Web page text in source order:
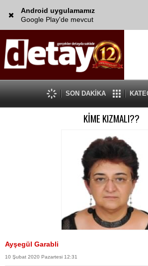
Android uygulamamız
Google Play'de mevcut
SON DAKİKA
KİME KIZMALI??
Ayşegül Garabli
10 Şubat 2020 Pazartesi 12:31